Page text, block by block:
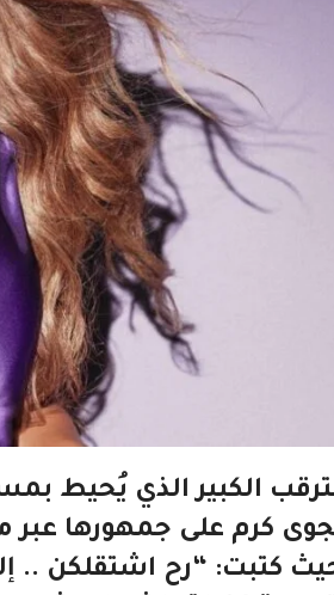
الكبير الذي يُحيط
كتبت: “رح اشتقلكن ..